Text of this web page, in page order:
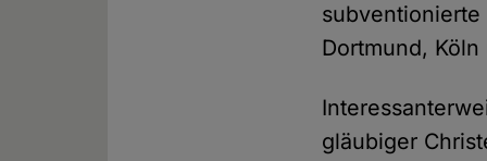
Dortmund,
gläubiger